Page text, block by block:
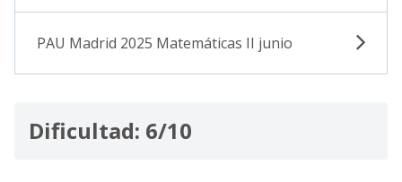
PAU Madrid 2025 Matemáticas II junio
Dificultad: 6/10